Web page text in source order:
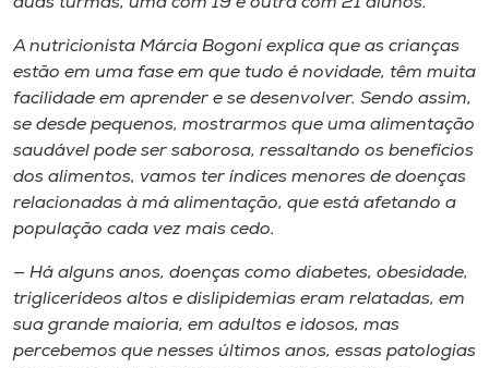
A nutricionista Márcia Bogoni explica que as crianças
estão em uma fase em que tudo é novidade, têm muita
facilidade em aprender e se desenvolver. Sendo assim,
se desde pequenos, mostrarmos que uma alimentação
saudável pode ser saborosa, ressaltando os benefícios
dos alimentos, vamos ter índices menores de doenças
relacionadas à má alimentação, que está afetando a
população cada vez mais cedo.
— Há alguns anos, doenças como diabetes, obesidade,
triglicerídeos altos e dislipidemias eram relatadas, em
sua grande maioria, em adultos e idosos, mas
percebemos que nesses últimos anos, essas patologias